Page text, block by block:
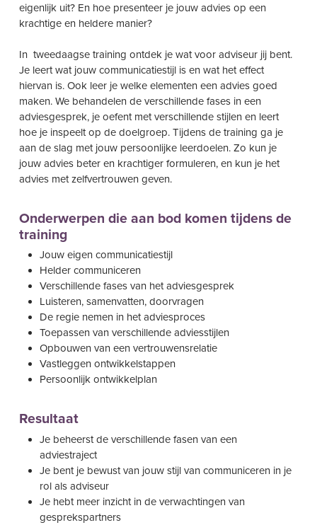
eigenlijk uit? En hoe presenteer je jouw advies op een
krachtige en heldere manier?
In tweedaagsetraining ontdek je wat voor adviseur jij bent.
Je leert wat jouw communicatiestijl is en wat het effect
hiervan is. Ook leer je welke elementen een advies goed
maken. We behandelen de verschillende fases in een
adviesgesprek, je oefent met verschillende stijlen en leert
hoe je inspeelt op de doelgroep. Tijdens de training ga je
aan de slag met jouw persoonlijke leerdoelen. Zo kun je
jouw advies beter en krachtiger formuleren, en kun je het
advies met zelfvertrouwen geven.
Onderwerpen die aan bod komen tijdens de
training
Jouw eigen communicatiestijl
Helder communiceren
Verschillende fases van het adviesgesprek
Luisteren, samenvatten, doorvragen
De regie nemen in het adviesproces
Toepassen van verschillende adviesstijlen
Opbouwen van een vertrouwensrelatie
Vastleggen ontwikkelstappen
Persoonlijk ontwikkelplan
Resultaat
Je beheerst de verschillende fasen van een
adviestraject
Je bent je bewust van jouw stijl van communiceren in je
rol als adviseur
Je hebt meer inzicht in de verwachtingen van
gesprekspartners